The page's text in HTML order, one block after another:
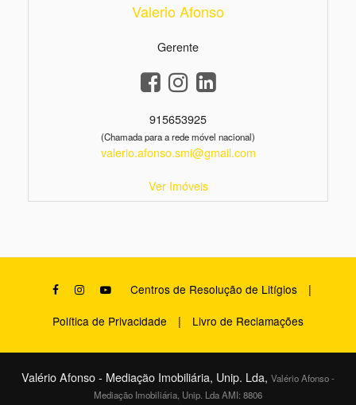
Valerio Afonso
Gerente
915653925
(Chamada para a rede móvel nacional)
valerio.afonso.smi@gmail.com
Ver Imóveis
Centros de Resolução de Litígios |
Política de Privacidade | Livro de Reclamações
Valério Afonso - Mediação Imobiliária, Unip. Lda, Valério Afonso -
Mediação Imobiliária, Unip. Lda AMI: 8806